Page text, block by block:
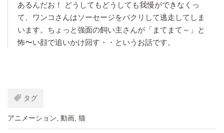
あるんだお！ どうしてもどうしても我慢ができなくっ
て、ワンコさんはソーセージをパクリして逃走してしま
います。ちょっと強面の飼い主さんが「まてまて～」と
怖〜い顔で追いかけ回す・・というお話です。
タグ
アニメーション, 動画, 猫